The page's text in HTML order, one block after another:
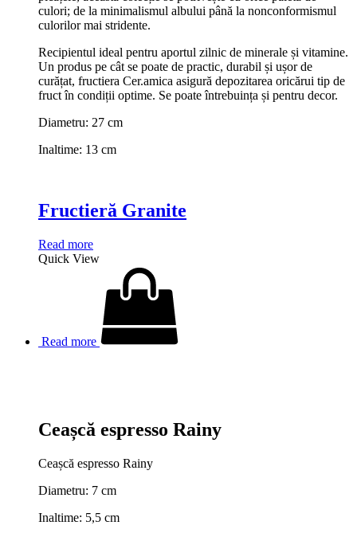
culori; de la minimalismul albului până la nonconformismul
culorilor mai stridente.
Recipientul ideal pentru aportul zilnic de minerale și vitamine.
Un produs pe cât se poate de practic, durabil și ușor de
curățat, fructiera Cer.amica asigură depozitarea oricărui tip de
fruct în condiții optime. Se poate întrebuința și pentru decor.
Diametru: 27 cm
Inaltime: 13 cm
Fructieră Granite
Read more
Quick View
Read more
Ceașcă espresso Rainy
Ceașcă espresso Rainy
Diametru: 7 cm
Inaltime: 5,5 cm